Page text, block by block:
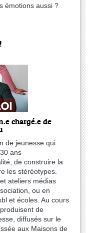
émotions aussi ?
chargé.e de
de jeunesse qui
ans
de construire la
les stéréotypes.
ateliers médias
ou en
et écoles. Au cours
de
diffusés sur le
aux Maisons de